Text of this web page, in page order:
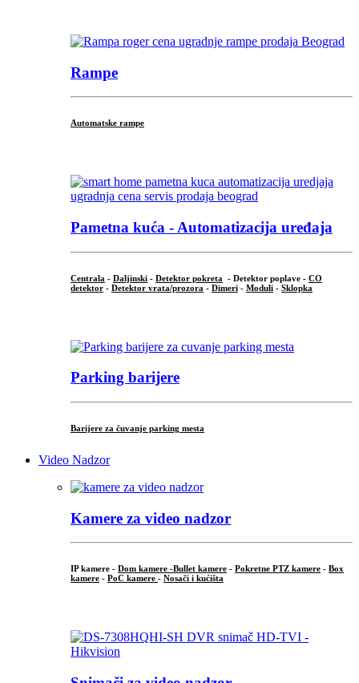
Rampe
Automatske rampe
Pametna kuća - Automatizacija uređaja
Centrala - Daljinski - Detektor pokreta - Detektor poplave - CO
detektor - Detektor vrata/prozora - Dimeri - Moduli - Sklopka
Parking barijere
Barijere za čuvanje parking mesta
Video Nadzor
Kamere za video nadzor
IP kamere - Dom kamere -Bullet kamere - Pokretne PTZ kamere - Box
kamere - PoC kamere - Nosači i kućišta